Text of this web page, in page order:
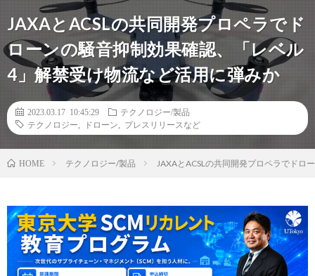
JAXAとACSLの共同開発プロペラでド
ローンの騒音抑制効果確認、「レベル
4」解禁受け物流など活用に弾みか
2023.03.17 10:45:29
テクノロジー/製品
テクノロジー
ドローン プレスリリースなど
HOME テクノロジー/製品 JAXAとACSLの共同開発プロペラでドロ